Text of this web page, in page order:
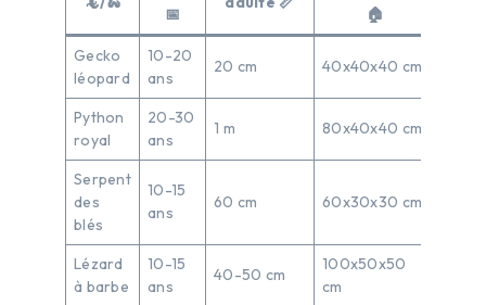
📅
🏠
Gecko
léopard
10-20
ans
20 cm 40x40x40 cm
Python
royal
20-30
ans
1 m 80x40x40 cm
Serpent
des
blés
10-15
ans
60 cm 60x30x30 cm
Lézard
à barbe
10-15
ans
40-50 cm
100x50x50
cm